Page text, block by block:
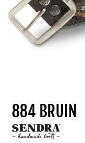
884 BRUIN